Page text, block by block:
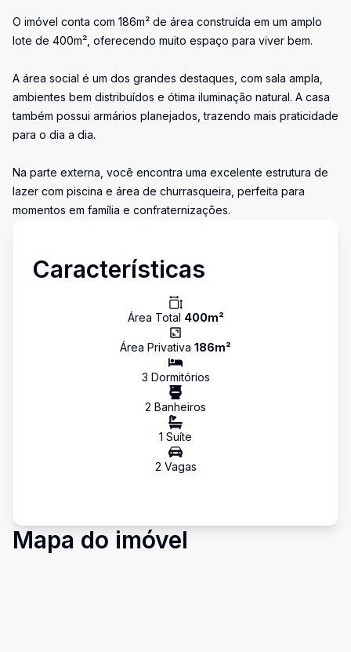
O imóvel conta com 186m² de área construída em um amplo
lote de 400m², oferecendo muito espaço para viver bem.
A área social é um dos grandes destaques, com sala ampla,
ambientes bem distribuídos e ótima iluminação natural. A casa
também possui armários planejados, trazendo mais praticidade
para o dia a dia.
Na parte externa, você encontra uma excelente estrutura de
lazer com piscina e área de churrasqueira, perfeita para
momentos em família e confraternizações.
Características
Área Total 400m²
Área Privativa 186m²
3 Dormitórios
2 Banheiros
1 Suíte
2 Vagas
Mapa do imóvel